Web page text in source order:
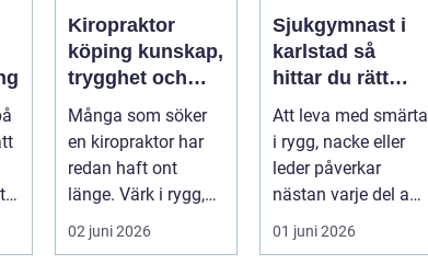
Kiropraktor
köping kunskap,
trygghet och
långsiktig hjälp
för ryggen
Många som söker
en kiropraktor har
redan haft ont
länge. Värk i rygg,
nacke eller huvud
blir lätt en...
02 juni 2026
Sjukgymnast i
karlstad så
hittar du rätt
hjälp för smärta
och besvär
Att leva med smärta
i rygg, nacke eller
leder påverkar
nästan varje del av
vardagen. En
person som s...
01 juni 2026